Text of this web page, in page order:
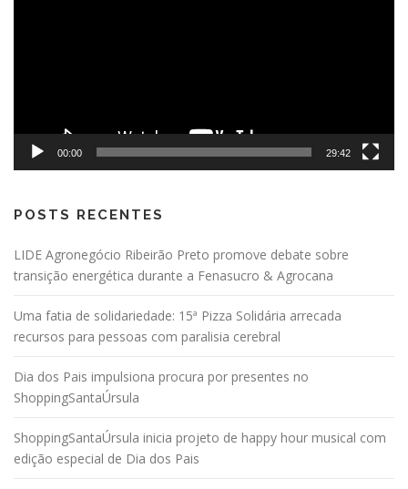
00:00 29:42
POSTS RECENTES
LIDE Agronegócio Ribeirão Preto promove debate sobre
transição energética durante a Fenasucro & Agrocana
Uma fatia de solidariedade: 15ª Pizza Solidária arrecada
recursos para pessoas com paralisia cerebral
Dia dos Pais impulsiona procura por presentes no
ShoppingSantaÚrsula
ShoppingSantaÚrsula inicia projeto de happy hour musical com
edição especial de Dia dos Pais